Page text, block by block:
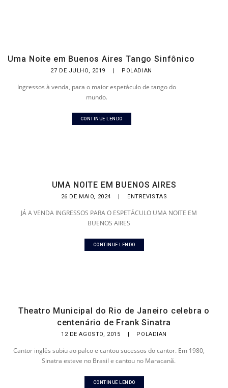
Uma Noite em Buenos Aires Tango Sinfônico
27 DE JULHO, 2019 | POLADIAN
Ingressos à venda, para o maior espetáculo de tango do
mundo.
CONTINUE LENDO
UMA NOITE EM BUENOS AIRES
26 DE MAIO, 2024 | ENTREVISTAS
JÁ A VENDA INGRESSOS PARA O ESPETÁCULO UMA NOITE EM
BUENOS AIRES
CONTINUE LENDO
Theatro Municipal do Rio de Janeiro celebra o
centenário de Frank Sinatra
12 DE AGOSTO, 2015 | POLADIAN
Cantor inglês subiu ao palco e cantou sucessos do cantor. Em 1980,
Sinatra esteve no Brasil e cantou no Maracanã.
CONTINUE LENDO